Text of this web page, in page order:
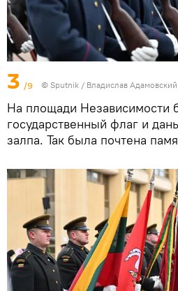
3 /9 © Sputnik / Владислав Адамовский
На площади Независимости
государственный флаг и
залпа. Так была почтена